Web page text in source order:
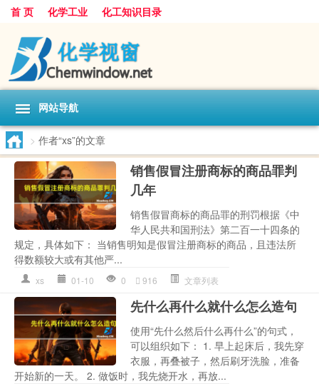
首 页 化学工业 化工知识目录
网站导航
> 作者“xs”的文章
销售假冒注册商标的商品罪判
几年
销售假冒商标的商品罪的刑罚根据《中
华人民共和国刑法》第二百一十四条的
规定，具体如下： 当销售明知是假冒注册商标的商品，且违法所
得数额较大或有其他严...
xs 01-10 0 916 文章列表
先什么再什么就什么怎么造句
使用“先什么然后什么再什么”的句式，
可以组织如下： 1. 早上起床后，我先穿
衣服，再叠被子，然后刷牙洗脸，准备
开始新的一天。 2. 做饭时，我先烧开水，再放...